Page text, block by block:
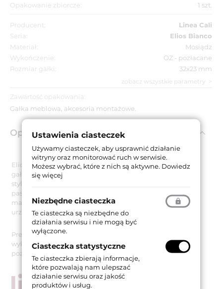
Opakowanie zbiorcze:
1 szt.
Producent:
Linea Cali
Seria:
Elios Bianco
Materiał:
Mosiądz
Wykończenie:
OZ - pozłacane
Rozmiar gałki:
32x23 mm
zobacz wszystkie parametry
Zawartość opakowania:
Gałka meblowa, akcesoria montażowe.
Opis produktu
Elios Bianco to nowoczesna, a zarazem bardzo elegancka
gałka meblowa o wymiarach 32x23 mm. Minimalistyczna
stylistyka sprawia, że prezentowany model znakomicie
pasuje do drzwi meblowych, wykonanych z różnych
materiałów oraz komponuje się z wystrojem pomieszczeń,
urządzonych z dbałością o najdrobniejsze detale.
Prezentowana gałka meblowa Elios Bianco została
wykonana z mosiądzu i występuje w wykończeniu
pozłacanym.
Ustawienia ciasteczek
Używamy ciasteczek, aby usprawnić działanie
witryny oraz monitorować ruch w serwisie.
Możesz wybrać, które z nich są aktywne. Dowiedz
się więcej
Niezbędne ciasteczka
Te ciasteczka są niezbędne do
działania serwisu i nie mogą być
wyłączone.
Ciasteczka statystyczne
Te ciasteczka zbierają informacje,
które pozwalają nam ulepszać
działanie serwisu oraz jakość
produktów i usług.